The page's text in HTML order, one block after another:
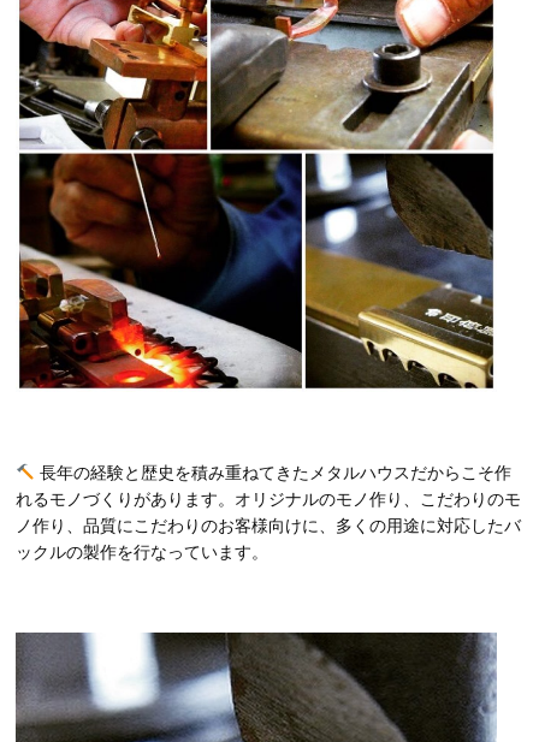
長年の経験と歴史を積み重ねてきたメタルハウスだからこそ作
れるモノづくりがあります。オリジナルのモノ作り、こだわりのモ
ノ作り、品質にこだわりのお客様向けに、多くの用途に対応したバ
ックルの製作を行なっています。